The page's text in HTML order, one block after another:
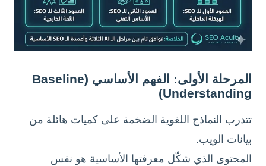
المرحلة الأولى: الفهم الأساسي (Baseline
Understanding)
تتدرب النماذج اللغوية الضخمة على كميات هائلة من
بيانات الويب.
المحتوى الذي شكّل معرفتها الأساسية هو نفس